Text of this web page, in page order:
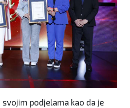
podjelama kao da je